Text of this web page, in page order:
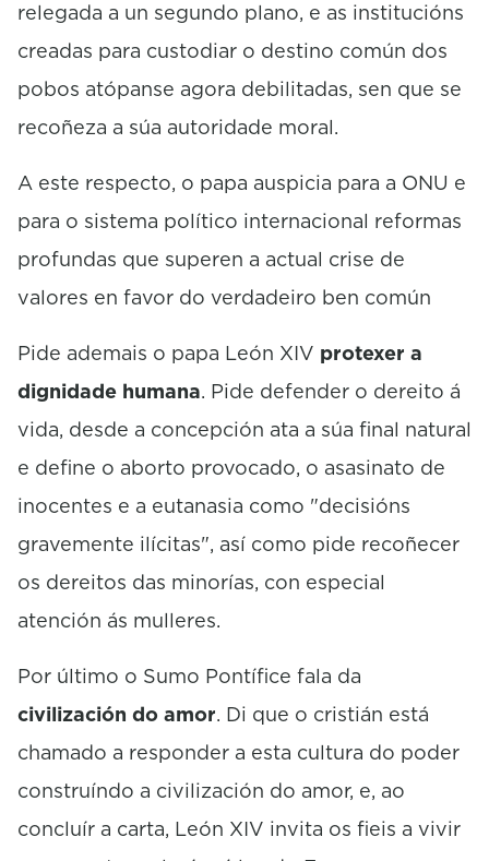
relegada a un segundo plano, e as institucións
creadas para custodiar o destino común dos
pobos atópanse agora debilitadas, sen que se
recoñeza a súa autoridade moral.
A este respecto, o papa auspicia para a ONU e
para o sistema político internacional reformas
profundas que superen a actual crise de
valores en favor do verdadeiro ben común
Pide ademais o papa León XIV protexer a
dignidade humana. Pide defender o dereito á
vida, desde a concepción ata a súa final natural
e define o aborto provocado, o asasinato de
inocentes e a eutanasia como "decisións
gravemente ilícitas", así como pide recoñecer
os dereitos das minorías, con especial
atención ás mulleres.
Por último o Sumo Pontífice fala da
civilización do amor. Di que o cristián está
chamado a responder a esta cultura do poder
construíndo a civilización do amor, e, ao
concluír a carta, León XIV invita os fieis a vivir